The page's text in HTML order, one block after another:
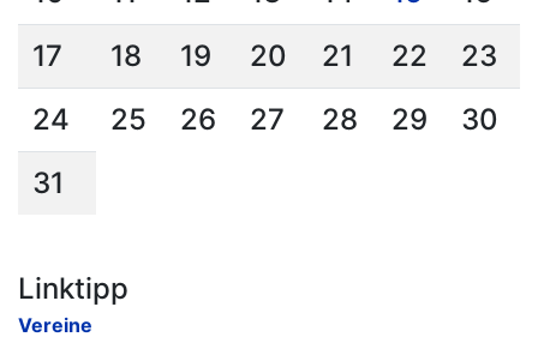
17
18 19 20 21 22
23
24
25 26 27 28 29
30
31
Linktipp
Vereine